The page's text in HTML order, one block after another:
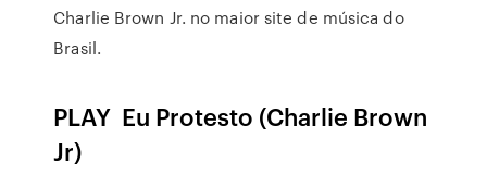
Charlie Brown Jr. no maior site de música do
Brasil.
PLAY ️ Eu Protesto (Charlie Brown
Jr)